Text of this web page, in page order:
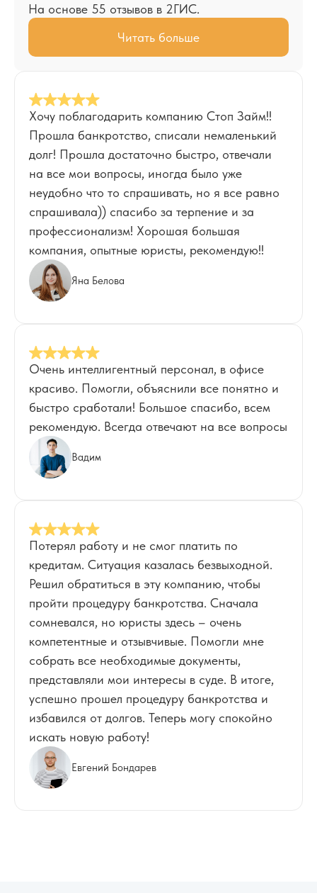
На основе 55 отзывов в 2ГИС.
Читать больше
Хочу поблагодарить компанию Стоп Займ!!
Прошла банкротство, списали немаленький
долг! Прошла достаточно быстро, отвечали
на все мои вопросы, иногда было уже
неудобно что то спрашивать, но я все равно
спрашивала)) спасибо за терпение и за
профессионализм! Хорошая большая
компания, опытные юристы, рекомендую!!
Яна Белова
Очень интеллигентный персонал, в офисе
красиво. Помогли, объяснили все понятно и
быстро сработали! Большое спасибо, всем
рекомендую. Всегда отвечают на все вопросы
Вадим
Потерял работу и не смог платить по
кредитам. Ситуация казалась безвыходной.
Решил обратиться в эту компанию, чтобы
пройти процедуру банкротства. Сначала
сомневался, но юристы здесь – очень
компетентные и отзывчивые. Помогли мне
собрать все необходимые документы,
представляли мои интересы в суде. В итоге,
успешно прошел процедуру банкротства и
избавился от долгов. Теперь могу спокойно
искать новую работу!
Евгений Бондарев